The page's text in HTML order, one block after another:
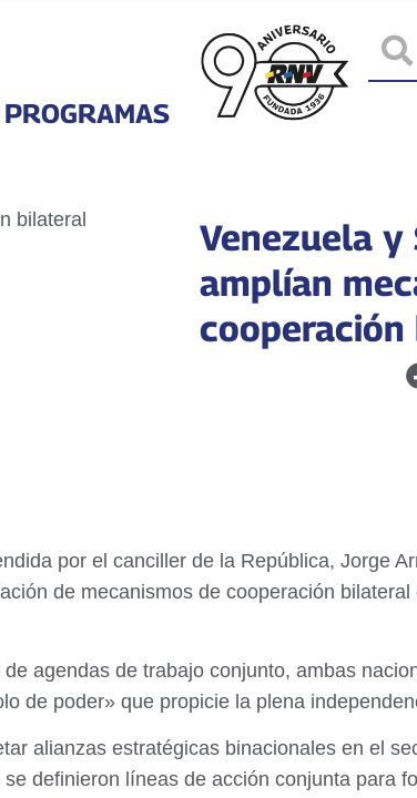
PROGRAMAS
Venezuela
amplían
por el canciller de la República, Jorge
de mecanismos de cooperación
agendas de trabajo conjunto, ambas
de poder» que propicie la plena
alianzas estratégicas binacionales en el
definieron líneas de acción conjunta para